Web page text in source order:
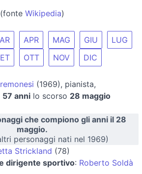
(fonte Wikipedia)
APR MAG GIU
LUG
OTT NOV DIC
(1969), pianista,
57 anni lo scorso 28 maggio
che compiono gli anni il 28
maggio.
personaggi nati nel 1969)
Strickland (78)
dirigente sportivo: Roberto Soldà